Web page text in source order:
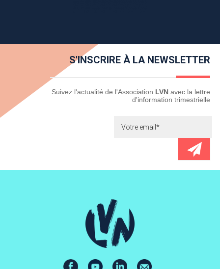
S'INSCRIRE À LA NEWSLETTER
Newsletter Suivez l'actualité de l'Association LVN avec la lettre
d'information trimestrielle